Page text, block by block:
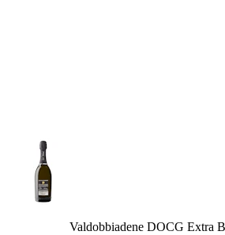
Valdobbiadene DOCG Extra